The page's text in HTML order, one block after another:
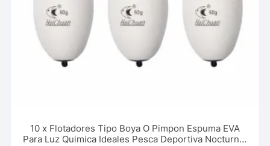
10 x Flotadores Tipo Boya O Pimpon Espuma EVA
Para Luz Quimica Ideales Pesca Deportiva Nocturna,